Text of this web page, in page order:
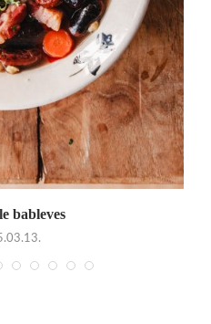
bableves